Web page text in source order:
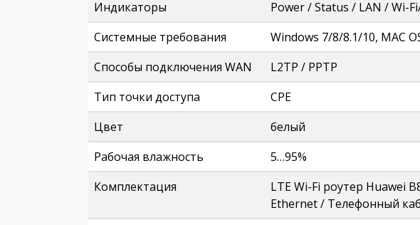
Индикаторы
Power / Status / LAN / Wi-
Системные требования
Windows 7/8/8.1/10, MAC
Способы подключения WAN
L2TP / PPTP
Тип точки доступа
CPE
Цвет
белый
Рабочая влажность
5…95%
Комплектация
LTE Wi-Fi роутер Huawei
Ethernet / Телефонный